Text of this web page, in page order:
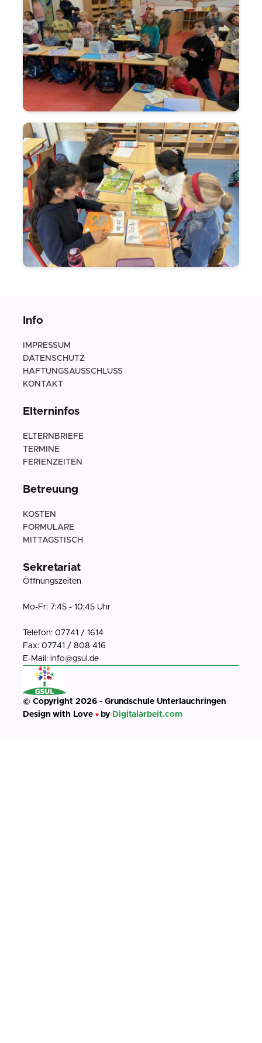
Info
IMPRESSUM
DATENSCHUTZ
HAFTUNGSAUSSCHLUSS
KONTAKT
Elterninfos
ELTERNBRIEFE
TERMINE
FERIENZEITEN
Betreuung
KOSTEN
FORMULARE
MITTAGSTISCH
Sekretariat
Öffnungszeiten
Mo-Fr: 7:45 - 10:45 Uhr
Telefon: 07741 / 1614
Fax: 07741 / 808 416
E-Mail: info@gsul.de
© Copyright 2026 - Grundschule Unterlauchringen
Design with Love♥ by Digitalarbeit.com